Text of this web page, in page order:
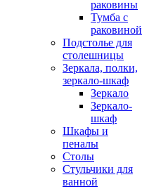
раковины
Тумба с
раковиной
Подстолье для
столешницы
Зеркала, полки,
зеркало-шкаф
Зеркало
Зеркало-
шкаф
Шкафы и
пеналы
Столы
Стульчики для
ванной